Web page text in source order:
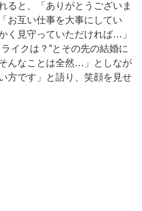
ると、「ありがとうございま
お互い仕事を大事にしてい
く見守っていただければ…」
イクは？”とその先の結婚に
んなことは全然…」としなが
方です」と語り、笑顔を見せ